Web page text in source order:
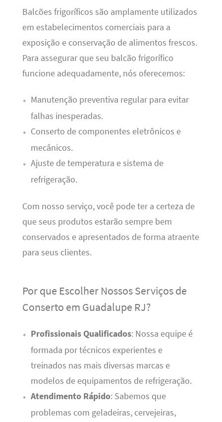
Balcões frigoríficos são amplamente utilizados
em estabelecimentos comerciais para a
exposição e conservação de alimentos frescos.
Para assegurar que seu balcão frigorífico
funcione adequadamente, nós oferecemos:
Manutenção preventiva regular para evitar
falhas inesperadas.
Conserto de componentes eletrônicos e
mecânicos.
Ajuste de temperatura e sistema de
refrigeração.
Com nosso serviço, você pode ter a certeza de
que seus produtos estarão sempre bem
conservados e apresentados de forma atraente
para seus clientes.
Por que Escolher Nossos Serviços de
Conserto em Guadalupe RJ?
Profissionais Qualificados: Nossa equipe é
formada por técnicos experientes e
treinados nas mais diversas marcas e
modelos de equipamentos de refrigeração.
Atendimento Rápido: Sabemos que
problemas com geladeiras, cervejeiras,